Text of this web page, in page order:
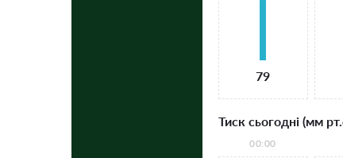
79
Тиск сьогодні (мм
00:00